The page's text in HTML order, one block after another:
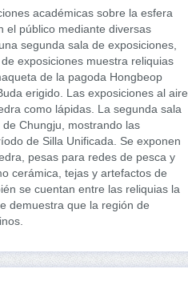
académicas sobre la esfera
el público mediante diversas
segunda sala de exposiciones,
exposiciones muestra reliquias
de la pagoda Hongbeop
erigido. Las exposiciones al aire
como lápidas. La segunda sala
Chungju, mostrando las
de Silla Unificada. Se exponen
pesas para redes de pesca y
cerámica, tejas y artefactos de
se cuentan entre las reliquias la
demuestra que la región de